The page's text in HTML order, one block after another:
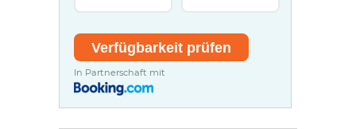
In Partnerschaft mit